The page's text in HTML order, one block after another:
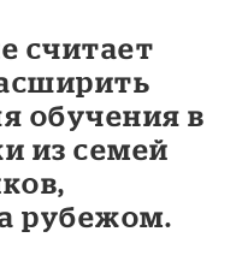
считает
обучения в
из семей
рубежом.